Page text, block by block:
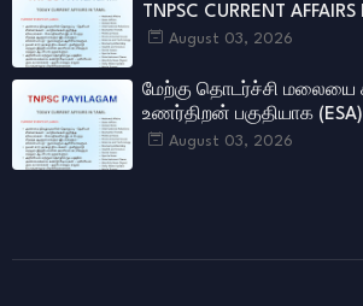
TNPSC CURRENT
AUGUST 2026
August 03, 2026
மேற்கு தொடர்ச்சி மலையை
உணர்திறன் பகுதியாக (ESA)
August 03, 2026